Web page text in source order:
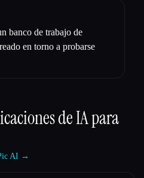
banco de trabajo de
en torno a probarse
de IA para
AI →